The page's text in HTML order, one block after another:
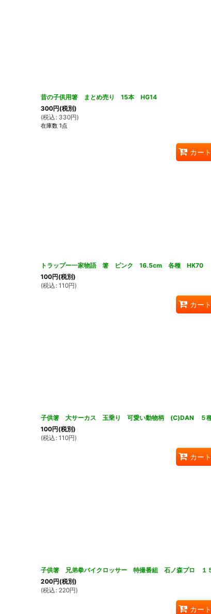
昔の子供用箸 まとめ売り 15本 HG14
300円(税別)
(税込 : 330円)
在庫数 1点
カー
トラップー一家物語 箸 ピンク 16.5cm 各種 HK70
100円(税別)
(税込 : 110円)
カー
子供箸 大サーカス 玉乗り 可愛い動物柄 (C)DAN ５
100円(税別)
(税込 : 110円)
カー
子供箸 兄弟拳バイクロッサー 特撮番組 石ノ森プロ
200円(税別)
(税込 : 220円)
カー